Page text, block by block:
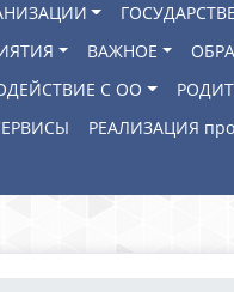
ВАЖНОЕ
С ОО
РЕАЛИЗАЦИЯ